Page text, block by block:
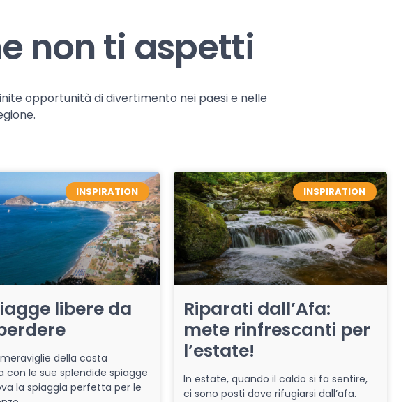
non ti aspetti
opportunità di divertimento nei paesi e nelle
INSPIRATION
libere da
della costa
con le sue splendide spiagge
la spiaggia perfetta per le
INSPIRATION
Riparati dall’Afa:
mete rinfrescanti per
l’estate!
In estate, quando il caldo si fa sentire,
ci sono posti dove rifugiarsi dall’afa.